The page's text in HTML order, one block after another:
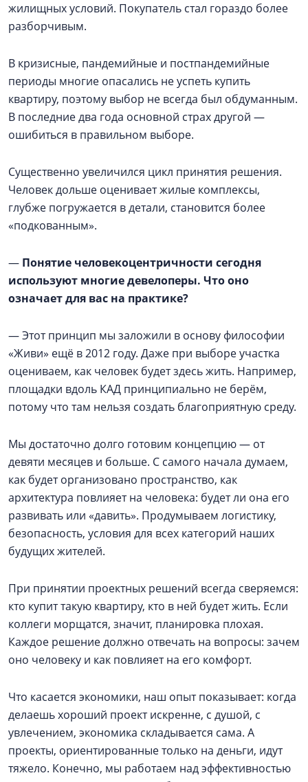
жилищных условий. Покупатель стал гораздо более
разборчивым.
В кризисные, пандемийные и постпандемийные
периоды многие опасались не успеть купить
квартиру, поэтому выбор не всегда был обдуманным.
В последние два года основной страх другой —
ошибиться в правильном выборе.
Существенно увеличился цикл принятия решения.
Человек дольше оценивает жилые комплексы,
глубже погружается в детали, становится более
«подкованным».
— Понятие человекоцентричности сегодня
используют многие девелоперы. Что оно
означает для вас на практике?
— Этот принцип мы заложили в основу философии
«Живи» ещё в 2012 году. Даже при выборе участка
оцениваем, как человек будет здесь жить. Например,
площадки вдоль КАД принципиально не берём,
потому что там нельзя создать благоприятную среду.
Мы достаточно долго готовим концепцию — от
девяти месяцев и больше. С самого начала думаем,
как будет организовано пространство, как
архитектура повлияет на человека: будет ли она его
развивать или «давить». Продумываем логистику,
безопасность, условия для всех категорий наших
будущих жителей.
При принятии проектных решений всегда сверяемся:
кто купит такую квартиру, кто в ней будет жить. Если
коллеги морщатся, значит, планировка плохая.
Каждое решение должно отвечать на вопросы: зачем
оно человеку и как повлияет на его комфорт.
Что касается экономики, наш опыт показывает: когда
делаешь хороший проект искренне, с душой, с
увлечением, экономика складывается сама. А
проекты, ориентированные только на деньги, идут
тяжело. Конечно, мы работаем над эффективностью